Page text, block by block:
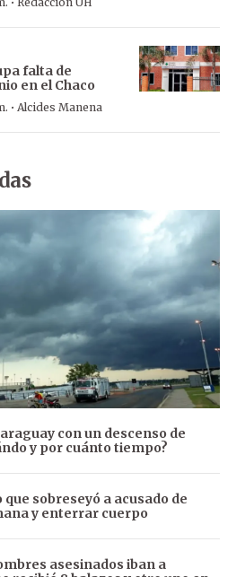
falta de
en el Chaco
· Alcides Manena
con un descenso de
y por cuánto tiempo?
sobreseyó a acusado de
y enterrar cuerpo
asesinados iban a